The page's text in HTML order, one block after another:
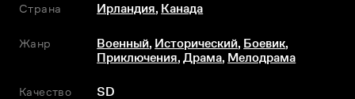
Страна
Ирландия, Канада
Жанр Военный, Исторический, Боевик,
Приключения,Драма, Мелодрама
Качество SD